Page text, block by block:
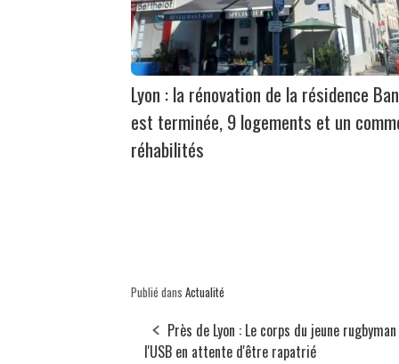
Lyon : la rénovation de la résidence
est terminée, 9 logements et un
réhabilités
Publié dans Actualité
Près de Lyon : Le corps du jeune
l'USB en attente d'être rapatrié